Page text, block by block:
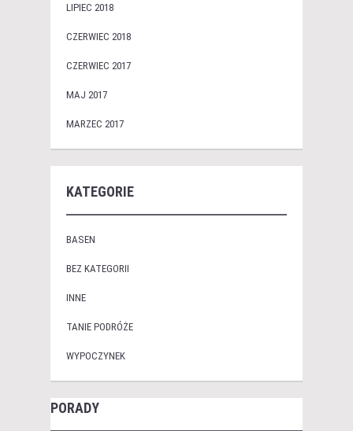
LIPIEC 2018
CZERWIEC 2018
CZERWIEC 2017
MAJ 2017
MARZEC 2017
KATEGORIE
BASEN
BEZ KATEGORII
INNE
TANIE PODRÓŻE
WYPOCZYNEK
PORADY